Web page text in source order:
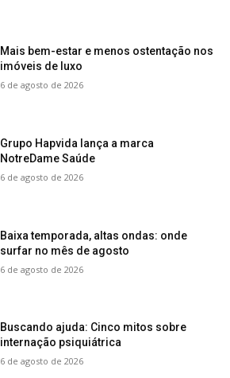
Mais bem-estar e menos ostentação nos
imóveis de luxo
6 de agosto de 2026
Grupo Hapvida lança a marca
NotreDame Saúde
6 de agosto de 2026
Baixa temporada, altas ondas: onde
surfar no mês de agosto
6 de agosto de 2026
Buscando ajuda: Cinco mitos sobre
internação psiquiátrica
6 de agosto de 2026